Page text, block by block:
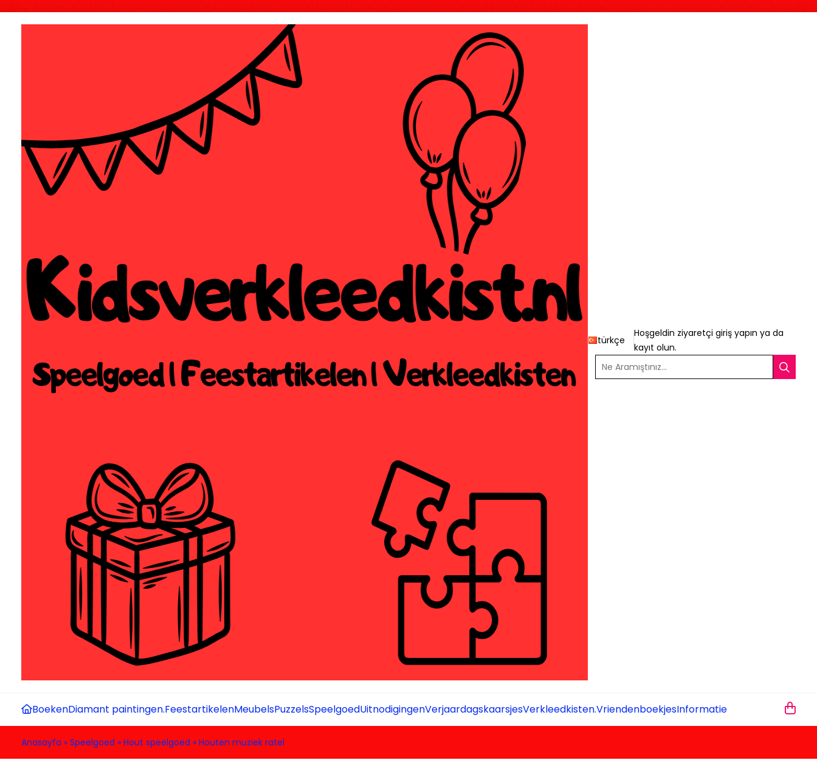
türkçe
Hoşgeldin ziyaretçigiriş yapın ya da
kayıt olun.
Ne Aramıştınız...
BoekenDiamant paintingen.FeestartikelenMeubelsPuzzelsSpeelgoedUitnodigingenVerjaardagskaarsjesVerkleedkisten.VriendenboekjesInformatie
Anasayfa » Speelgoed » Hout speelgoed » Houten muziek ratel